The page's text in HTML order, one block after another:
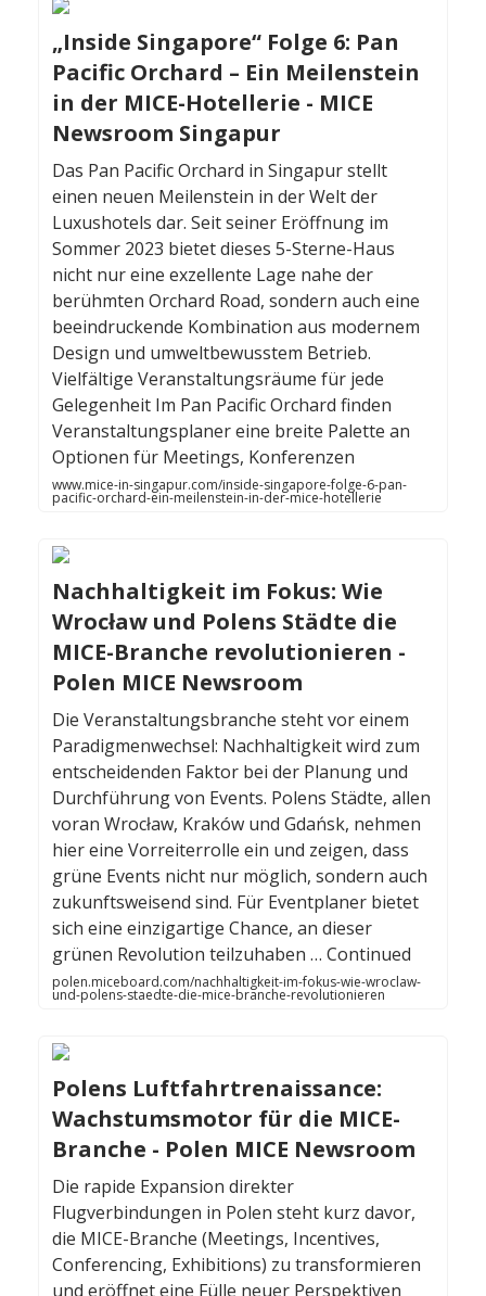
„Inside Singapore“ Folge 6: Pan
Pacific Orchard – Ein Meilenstein
in der MICE-Hotellerie - MICE
Newsroom Singapur
Das Pan Pacific Orchard in Singapur stellt
einen neuen Meilenstein in der Welt der
Luxushotels dar. Seit seiner Eröffnung im
Sommer 2023 bietet dieses 5-Sterne-Haus
nicht nur eine exzellente Lage nahe der
berühmten Orchard Road, sondern auch eine
beeindruckende Kombination aus modernem
Design und umweltbewusstem Betrieb.
Vielfältige Veranstaltungsräume für jede
Gelegenheit Im Pan Pacific Orchard finden
Veranstaltungsplaner eine breite Palette an
Optionen für Meetings, Konferenzen
www.mice-in-singapur.com/inside-singapore-folge-6-pan-
pacific-orchard-ein-meilenstein-in-der-mice-hotellerie
Nachhaltigkeit im Fokus: Wie
Wrocław und Polens Städte die
MICE-Branche revolutionieren -
Polen MICE Newsroom
Die Veranstaltungsbranche steht vor einem
Paradigmenwechsel: Nachhaltigkeit wird zum
entscheidenden Faktor bei der Planung und
Durchführung von Events. Polens Städte, allen
voran Wrocław, Kraków und Gdańsk, nehmen
hier eine Vorreiterrolle ein und zeigen, dass
grüne Events nicht nur möglich, sondern auch
zukunftsweisend sind. Für Eventplaner bietet
sich eine einzigartige Chance, an dieser
grünen Revolution teilzuhaben … Continued
polen.miceboard.com/nachhaltigkeit-im-fokus-wie-wroclaw-
und-polens-staedte-die-mice-branche-revolutionieren
Polens Luftfahrtrenaissance:
Wachstumsmotor für die MICE-
Branche - Polen MICE Newsroom
Die rapide Expansion direkter
Flugverbindungen in Polen steht kurz davor,
die MICE-Branche (Meetings, Incentives,
Conferencing, Exhibitions) zu transformieren
und eröffnet eine Fülle neuer Perspektiven